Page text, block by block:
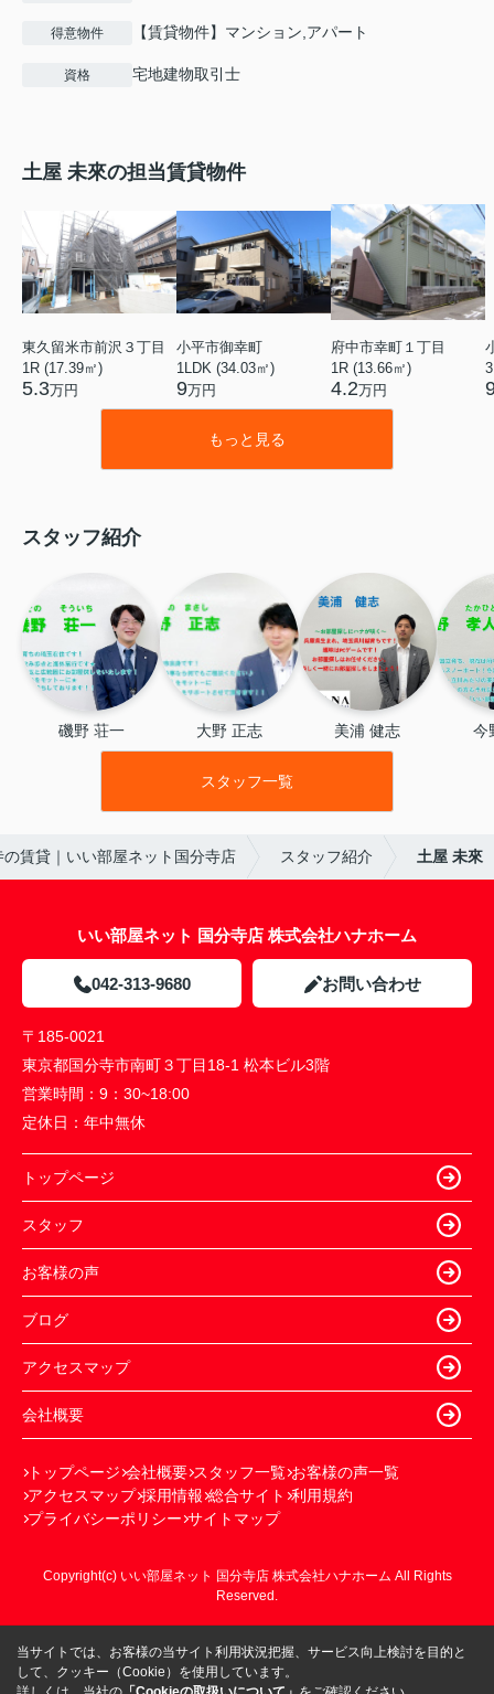
得意物件 【賃貸物件】マンション,アパート
資格 宅地建物取引士
土屋 未來の担当賃貸物件
東久留米市前沢３丁目
1R (17.39㎡)
5.3万円
小平市御幸町
1LDK (34.03㎡)
9万円
府中市幸町１丁目
1R (13.66㎡)
4.2万円
もっと見る
スタッフ紹介
磯野 荘一 大野 正志 美浦 健志 今
スタッフ一覧
の賃貸｜いい部屋ネット国分寺店 スタッフ紹介 土屋 未來
いい部屋ネット 国分寺店 株式会社ハナホーム
042-313-9680 お問い合わせ
〒185-0021
東京都国分寺市南町３丁目18-1 松本ビル3階
営業時間： 9：30~18:00
定休日： 年中無休
トップページ
スタッフ
お客様の声
ブログ
アクセスマップ
会社概要
トップページ 会社概要 スタッフ一覧 お客様の声一覧
アクセスマップ 採用情報 総合サイト 利用規約
プライバシーポリシー サイトマップ
Copyright(c) いい部屋ネット 国分寺店 株式会社ハナホーム All Rights
Reserved.
当サイトでは、お客様の当サイト利用状況把握、サービス向上検討を目的と
して、クッキー（Cookie）を使用しています。